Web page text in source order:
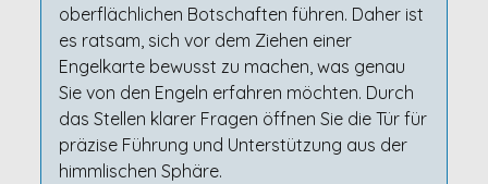
oberflächlichen Botschaften führen. Daher ist
es ratsam, sich vor dem Ziehen einer
Engelkarte bewusst zu machen, was genau
Sie von den Engeln erfahren möchten. Durch
das Stellen klarer Fragen öffnen Sie die Tür für
präzise Führung und Unterstützung aus der
himmlischen Sphäre.